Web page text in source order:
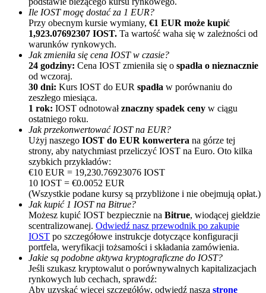
Polecaj
Zaproś przyjaciela, aby otrzymać nagrody pieniężne
BTC Welcome Rewards
BTC Welcome Rewards
Ile IOST mogę dostać za 1 EUR?
Przy obecnym kursie wymiany, €1 EUR może kupić
1,923.07692307 IOST. Ta wartość waha się w zależności od
warunków rynkowych.
Jak zmieniła się cena IOST w czasie?
24 godziny: Cena IOST zmieniła się o spadła o nieznacznie
od wczoraj.
30 dni: Kurs IOST do EUR spadła w porównaniu do
zeszłego miesiąca.
1 rok: IOST odnotowałznaczny spadek ceny w ciągu
ostatniego roku.
Jak przekonwertować IOST na EUR?
Użyj naszego IOST do EUR konwertera na górze tej
strony, aby natychmiast przeliczyć IOST na Euro. Oto kilka
szybkich przykładów:
€10 EUR = 19,230.76923076 IOST
10 IOST = €0.0052 EUR
(Wszystkie podane kursy są przybliżone i nie obejmują opłat.)
Jak kupić 1 IOST na Bitrue?
Możesz kupić IOST bezpiecznie na Bitrue, wiodącej giełdzie
scentralizowanej. Odwiedź nasz przewodnik po zakupie
IOST po szczegółowe instrukcje dotyczące konfiguracji
portfela, weryfikacji tożsamości i składania zamówienia.
Jakie są podobne aktywa kryptograficzne do IOST?
Jeśli szukasz kryptowalut o porównywalnych kapitalizacjach
rynkowych lub cechach, sprawdź:
Aby uzyskać więcej szczegółów, odwiedź naszą stronę